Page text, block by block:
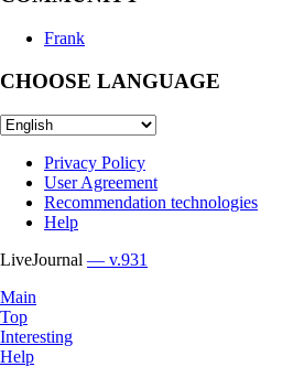
Frank
CHOOSE LANGUAGE
Privacy Policy
User Agreement
Recommendation technologies
Help
LiveJournal — v.931
Main
Top
Interesting
Help